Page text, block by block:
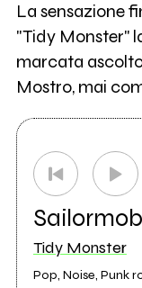
La sensazione
"Tidy Monster"
marcata
Mostro, mai
Sailormob
Tidy Monster
Pop, Noise, Punk